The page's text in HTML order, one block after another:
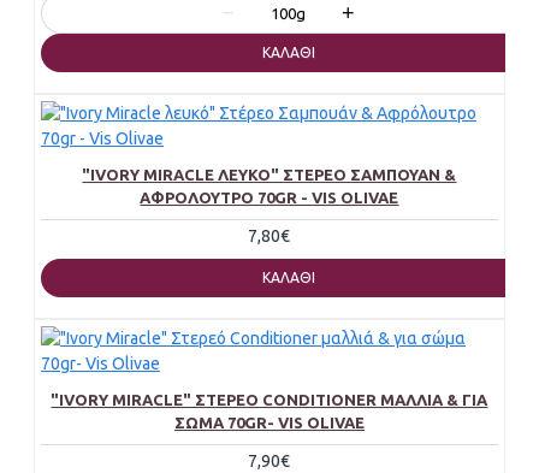
− 100g +
ΚΑΛΆΘΙ
"IVORY MIRACLE ΛΕΥΚΌ" ΣΤΈΡΕΟ ΣΑΜΠΟΥΆΝ &
ΑΦΡΌΛΟΥΤΡΟ 70GR - VIS OLIVAE
7,80€
ΚΑΛΆΘΙ
"IVORY MIRACLE" ΣΤΕΡΕΌ CONDITIONER ΜΑΛΛΙΆ & ΓΙΑ
ΣΏΜΑ 70GR- VIS OLIVAE
7,90€